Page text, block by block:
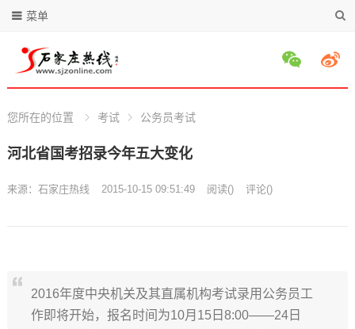
菜单
您所在的位置 考试 公务员考试
河北省国考招录今年五大变化
来源： 石家庄热线 2015-10-15 09:51:49 阅读() 评论()
2016年度中央机关及其直属机构考试录用公务员工
作即将开始，报名时间为10月15日8:00——24日